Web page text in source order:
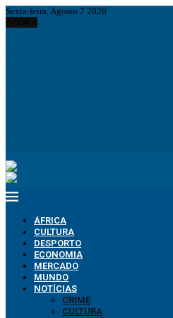
Sexta-feira, Agosto 7 2026
ÁFRICA
CULTURA
DESPORTO
ECONOMIA
MERCADO
MUNDO
NOTÍCIAS
CRIME
CULTURA